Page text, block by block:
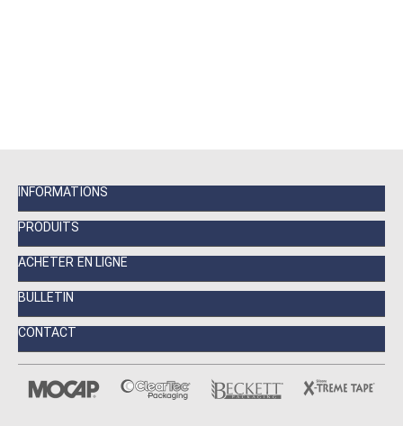
INFORMATIONS
PRODUITS
ACHETER EN LIGNE
BULLETIN
CONTACT